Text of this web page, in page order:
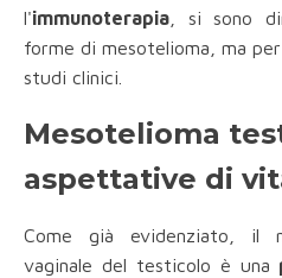
l'immunoterapia , si sono
forme di mesotelioma, ma
studi clinici.
Mesotelioma
aspettative di
Come già evidenziato, il
vaginale del testicolo è una